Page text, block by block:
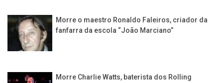
Morre o maestro Ronaldo Faleiros, criador da
fanfarra da escola “João Marciano”
Morre Charlie Watts, baterista dos Rolling